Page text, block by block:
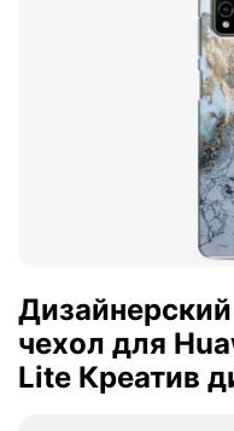
чехол для
Lite Креатив